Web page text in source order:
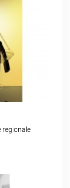
regionale